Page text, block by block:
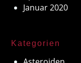
Januar 2020
Kategorien